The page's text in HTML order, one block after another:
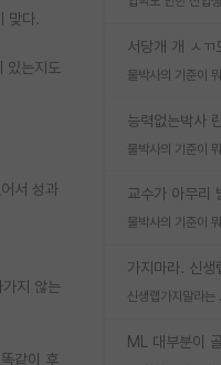
신생
맞다.
있는지도
서 성과
지 않는
같이 후